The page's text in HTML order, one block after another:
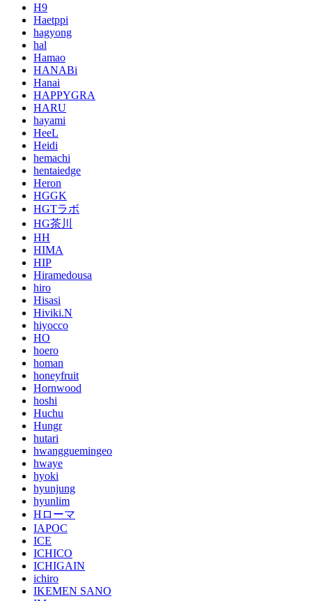
H9
Haetppi
hagyong
hal
Hamao
HANABi
Hanai
HAPPYGRA
HARU
hayami
HeeL
Heidi
hemachi
hentaiedge
Heron
HGGK
HGTラボ
HG茶川
HH
HIMA
HIP
Hiramedousa
hiro
Hisasi
Hiviki.N
hiyocco
HO
hoero
homan
honeyfruit
Hornwood
hoshi
Huchu
Hungr
hutari
hwangguemingeo
hwaye
hyoki
hyunjung
hyunlim
Hローマ
IAPOC
ICE
ICHICO
ICHIGAIN
ichiro
IKEMEN SANO